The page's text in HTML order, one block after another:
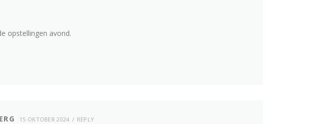
opstellingen avond.
15 OKTOBER 2024 REPLY